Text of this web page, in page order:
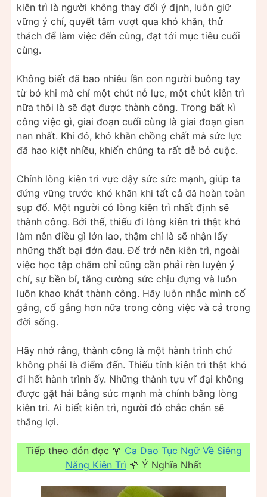
kiên trì là người không thay đổi ý định, luôn giữ
vững ý chí, quyết tâm vượt qua khó khăn, thử
thách để làm việc đến cùng, đạt tới mục tiêu cuối
cùng.
Không biết đã bao nhiêu lần con người buông tay
từ bỏ khi mà chỉ một chút nỗ lực, một chút kiên trì
nữa thôi là sẽ đạt được thành công. Trong bất kì
công việc gì, giai đoạn cuối cùng là giai đoạn gian
nan nhất. Khi đó, khó khăn chồng chất mà sức lực
đã hao kiệt nhiều, khiến chúng ta rất dễ bỏ cuộc.
Chính lòng kiên trì vực dậy sức sức mạnh, giúp ta
đứng vững trước khó khăn khi tất cả đã hoàn toàn
sụp đổ. Một người có lòng kiên trì nhất định sẽ
thành công. Bởi thế, thiếu đi lòng kiên trì thật khó
làm nên điều gì lớn lao, thậm chí là sẽ nhận lấy
những thất bại đớn đau. Để trở nên kiên trì, ngoài
việc học tập chăm chỉ cũng cần phải rèn luyện ý
chí, sự bền bỉ, tăng cường sức chịu đựng và luôn
luôn khao khát thành công. Hãy luôn nhắc mình cố
gắng, cố gắng hơn nữa trong công việc và cả trong
đời sống.
Hãy nhớ rằng, thành công là một hành trình chứ
không phải là điểm đến. Thiếu tính kiên trì thật khó
đi hết hành trình ấy. Những thành tựu vĩ đại không
được gặt hái bằng sức mạnh mà chính bằng lòng
kiên tri. Ai biết kiên trì, người đó chắc chắn sẽ
thắng lợi.
Tiếp theo đón đọc 🌹 Ca Dao Tục Ngữ Về Siêng
Năng Kiên Trì 🌹 Ý Nghĩa Nhất